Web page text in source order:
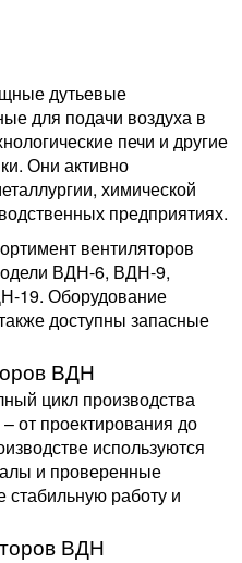
дутьевые
для подачи воздуха в
печи и другие
Они активно
химической
предприятиях.
вентиляторов
ВДН-6, ВДН-9,
19. Оборудование
доступны запасные
ВДН
цикл производства
от проектирования до
используются
и проверенные
работу и
ВДН